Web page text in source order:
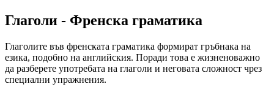
Глаголи - Френска граматика
Глаголите във френската граматика формират гръбнака на
езика, подобно на английския. Поради това е жизненоважно
да разберете употребата на глаголи и неговата сложност чрез
специални упражнения.